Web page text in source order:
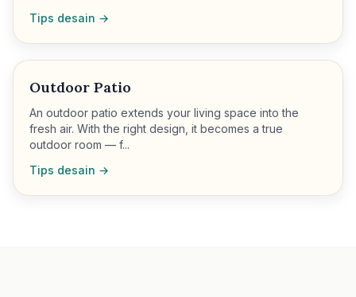
Tips desain →
Outdoor Patio
An outdoor patio extends your living space into the
fresh air. With the right design, it becomes a true
outdoor room — f...
Tips desain →